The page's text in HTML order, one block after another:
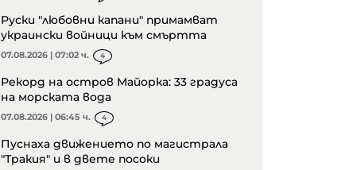
Руски "любовни капани" примамват
украински войници към смъртта
07.08.2026 | 07:02 ч. 4
Рекорд на остров Майорка: 33 градуса
на морската вода
07.08.2026 | 06:45 ч. 4
Пуснаха движението по магистрала
"Тракия" и в двете посоки